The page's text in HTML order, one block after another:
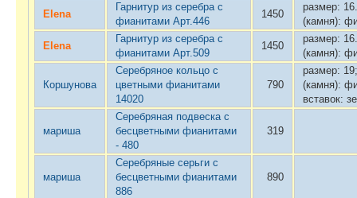
Elena
Гарнитур из серебра с
фианитами Арт.446
1450
размер:
(камня):
Elena
Гарнитур из серебра с
фианитами Арт.509
1450
размер:
(камня):
Коршунова
Серебряное кольцо с
цветными фианитами
14020
790
размер:
(камня):
вставок:
мариша
Серебряная подвеска с
бесцветными фианитами
- 480
319
мариша
Серебряные серьги с
бесцветными фианитами
886
890